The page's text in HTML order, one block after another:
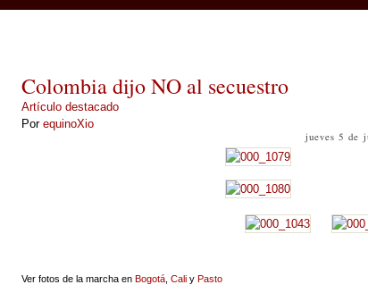
Colombia dijo NO al secuestro
Artículo destacado
Por equinoXio
jueves 5 de
Ver fotos de la marcha en Bogotá, Cali y Pasto